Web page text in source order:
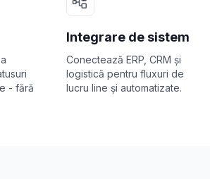
- fără
Integrare de sistem
Conectează ERP, CRM și
logistică pentru fluxuri de
lucru line și automatizate.